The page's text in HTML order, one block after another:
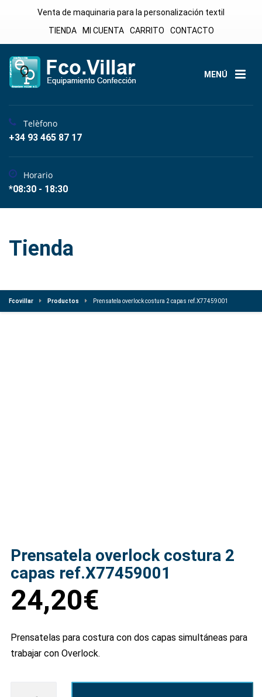
Venta de maquinaria para la personalización textil
TIENDA
MI CUENTA CARRITO CONTACTO
MENÚ
Telèfono
+34 93 465 87 17
Horario
*08:30 - 18:30
Tienda
Fcovillar Productos Prensatela overlock costura 2 capas ref.X77459001
Prensatela overlock costura 2
capas ref.X77459001
24,20€
Prensatelas para costura con dos capas simultáneas para
trabajar con Overlock.